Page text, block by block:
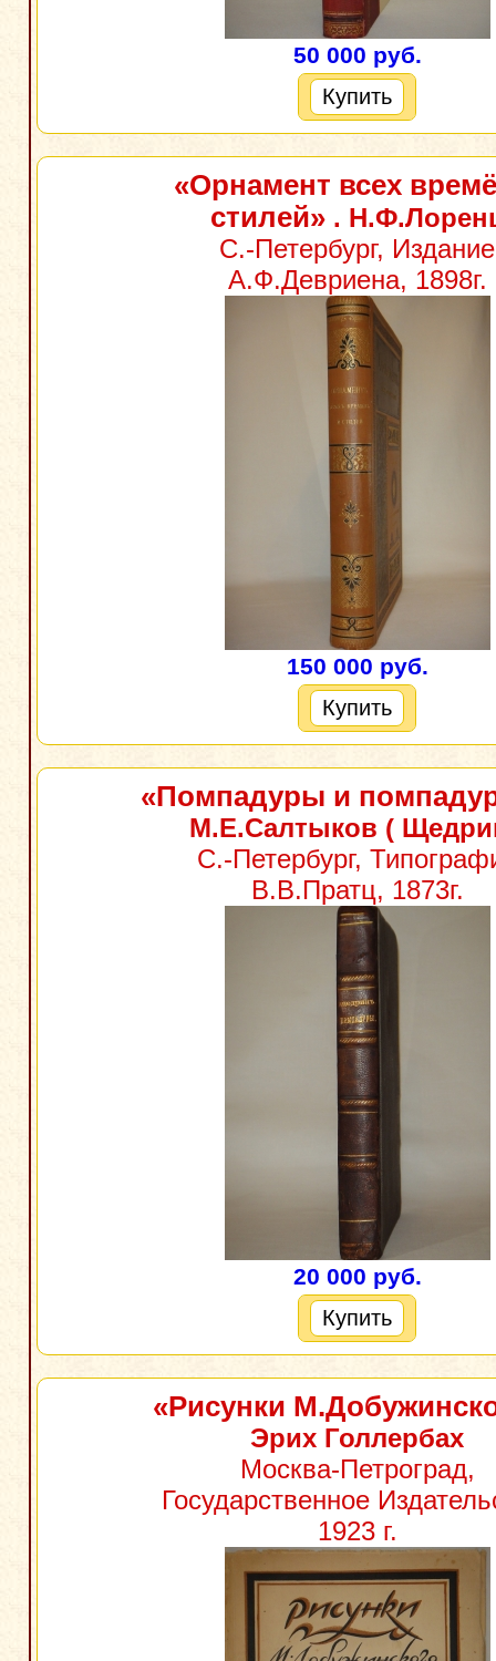
50 000 руб.
Купить
«Орнамент всех
стилей».
С.-Петербург, Издание
А.Ф.Девриена, 1898г.
150 000 руб.
Купить
«Помпадуры и
М.Е.Салтыков (
С.-Петербург,
В.В.Пратц, 1873г.
20 000 руб.
Купить
«Рисунки
Эрих Голлербах
Москва-Петроград,
Государственное
1923 г.